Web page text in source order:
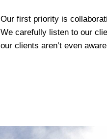
Our first priority is
We carefully listen to our
our clients aren’t even